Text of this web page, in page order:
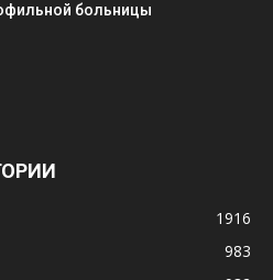
больницы
1916
983